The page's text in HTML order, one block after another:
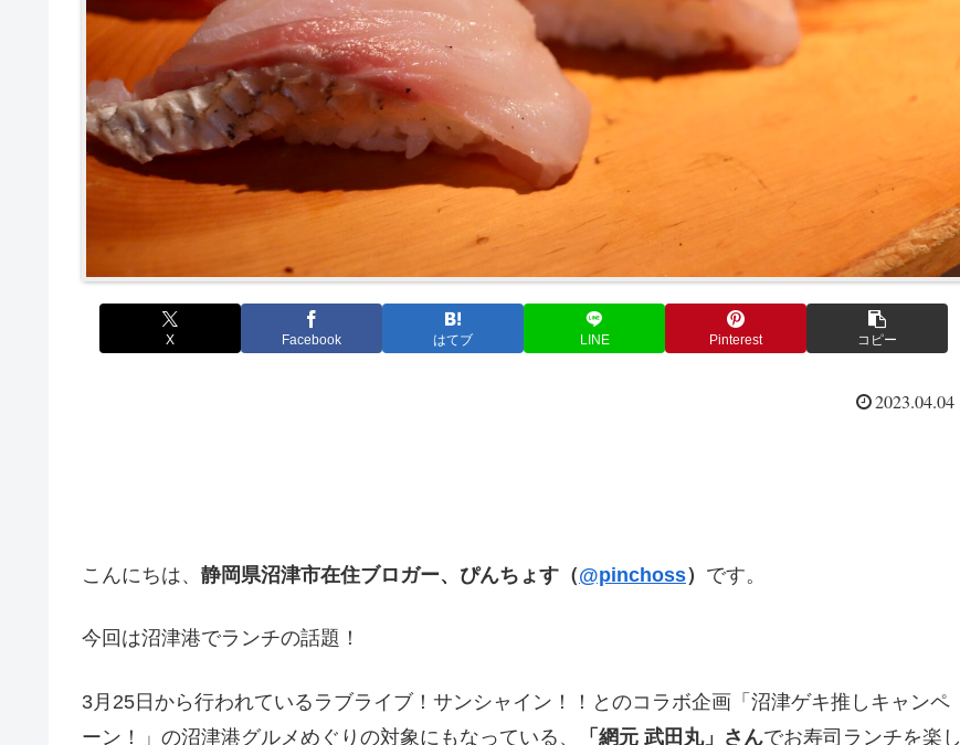
X Facebook はてブ LINE Pinterest コピー
2023.04.04
こんにちは、 静岡県沼津市在住ブロガー、ぴんちょす（@pinchoss） です。
今回は沼津港でランチの話題！
3月25日から行われているラブライブ！サンシャイン！！とのコラボ企画「沼津ゲキ推しキャンペ
ーン！」の沼津港グルメめぐりの対象にもなっている、
「網元 武田丸」さんでお寿司ランチを楽し